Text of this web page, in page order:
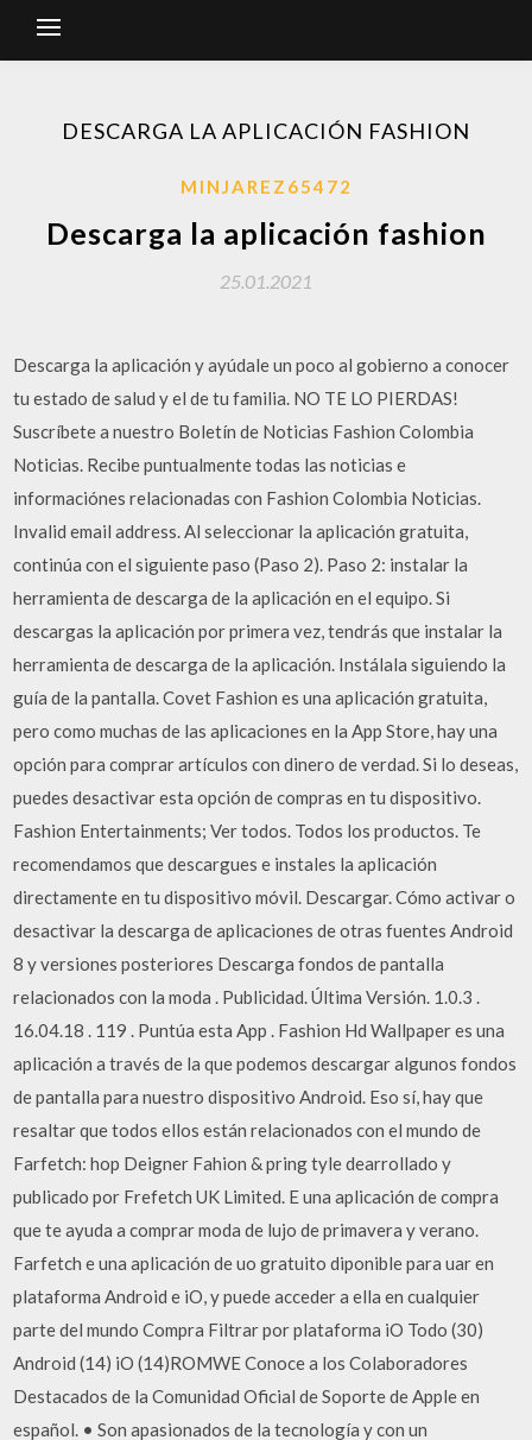
DESCARGA LA APLICACIÓN FASHION
MINJAREZ65472
Descarga la aplicación fashion
25.01.2021
Descarga la aplicación y ayúdale un poco al gobierno a conocer
tu estado de salud y el de tu familia. NO TE LO PIERDAS!
Suscríbete a nuestro Boletín de Noticias Fashion Colombia
Noticias. Recibe puntualmente todas las noticias e
informaciónes relacionadas con Fashion Colombia Noticias.
Invalid email address. Al seleccionar la aplicación gratuita,
continúa con el siguiente paso (Paso 2). Paso 2: instalar la
herramienta de descarga de la aplicación en el equipo. Si
descargas la aplicación por primera vez, tendrás que instalar la
herramienta de descarga de la aplicación. Instálala siguiendo la
guía de la pantalla. Covet Fashion es una aplicación gratuita,
pero como muchas de las aplicaciones en la App Store, hay una
opción para comprar artículos con dinero de verdad. Si lo deseas,
puedes desactivar esta opción de compras en tu dispositivo.
Fashion Entertainments; Ver todos. Todos los productos. Te
recomendamos que descargues e instales la aplicación
directamente en tu dispositivo móvil. Descargar. Cómo activar o
desactivar la descarga de aplicaciones de otras fuentes Android
8 y versiones posteriores Descarga fondos de pantalla
relacionados con la moda . Publicidad. Última Versión. 1.0.3 .
16.04.18 . 119 . Puntúa esta App . Fashion Hd Wallpaper es una
aplicación a través de la que podemos descargar algunos fondos
de pantalla para nuestro dispositivo Android. Eso sí, hay que
resaltar que todos ellos están relacionados con el mundo de
Farfetch: hop Deigner Fahion & pring tyle dearrollado y
publicado por Frefetch UK Limited. E una aplicación de compra
que te ayuda a comprar moda de lujo de primavera y verano.
Farfetch e una aplicación de uo gratuito diponible para uar en
plataforma Android e iO, y puede acceder a ella en cualquier
parte del mundo Compra Filtrar por plataforma iO Todo (30)
Android (14) iO (14)ROMWE Conoce a los Colaboradores
Destacados de la Comunidad Oficial de Soporte de Apple en
español. • Son apasionados de la tecnología y con un